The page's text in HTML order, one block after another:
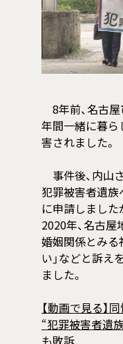
8年前、名古屋
年間一緒に暮ら
害されました。
事件後、内山
犯罪被害者遺族
に申請しました
2020年、名古屋
婚姻関係とみる
い」などと訴え
ました。
【動画で見る】
“犯罪被害者遺
も敗訴